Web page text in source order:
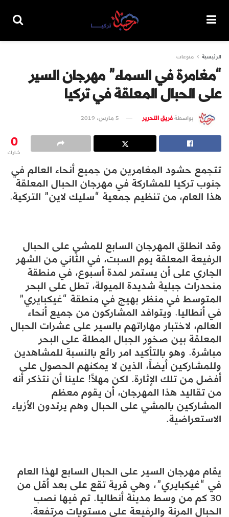
الرئيسية منوعات
“مغامرة في السماء” مهرجان السير
على الحبال المعلقة في تركيا
بواسطةفريق التحرير 5 مارس، 2019
0
شارك
تتجمع حشود المغامرين من جميع أنحاء العالم في
جنوب تركيا للمشاركة في مهرجان الحبال المعلقة
هذا العام، من تنظيم جمعية “سليك لاين” التركية.
وقد انطلق المهرجان السابع للمشي على الحبال
الرفيعة المعلقة يوم السبت، في الثاني من الشهر
الجاري على أن يستمر لمدة أسبوع، في منطقة
منحدرات جبلية شديدة الميولة، تطل على البحر
المتوسط في منظر بهيج في منطقة “غيكبايري”
في أنطاليا. ويتوافد المشاركون من جميع أنحاء
العالم، لاختبار مهاراتهم بالسير على عشرات الحبال
المعلقة بين صخور الجبال المطلة على البحر
مباشرة. وهو بالتأكيد امر رائع بالنسبة للمشاهدين
وللمشاركين أيضاً، الذين لا يمكنهم الحصول على
أفضل من تلك الإثارة. لكن مهلاً! علينا أن نتذكر أنه
من تقاليد هذا المهرجان، أن يقوم معظم
المشاركين بالمشي على الحبال وهم يرتدون الأزياء
الاستعراضية.
يقام مهرجان السير على الحبال السابع لهذا العام
في “غيكبايري”، وهي قرية تقع على بعد أقل من
30 كم من وسط مدينة أنطاليا. تم فيها نصب
الحبال المرنة والرفيعة على مستويات مرتفعة.